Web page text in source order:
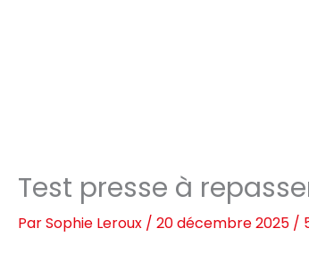
Test presse à
ParSophie Leroux / 20 décembre 2025 /